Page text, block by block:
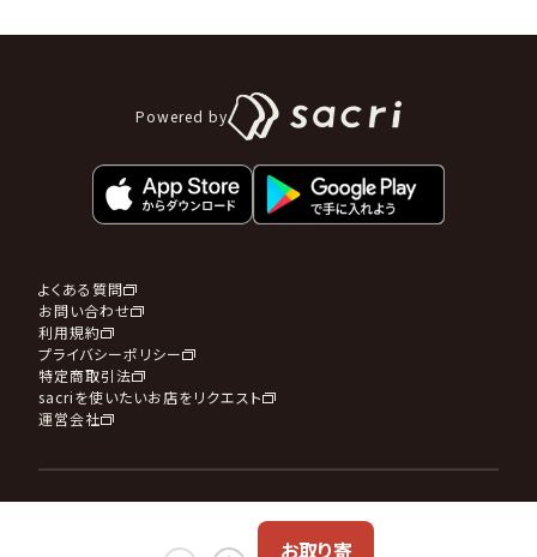
お取り寄
Powered by
よくある質問
お問い合わせ
利用規約
プライバシーポリシー
特定商取引法
sacriを使いたいお店をリクエスト
運営会社